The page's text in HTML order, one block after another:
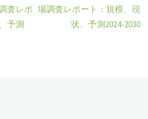
査レポ
予測
場調査レポート：規模、現
状、予測2024-2030